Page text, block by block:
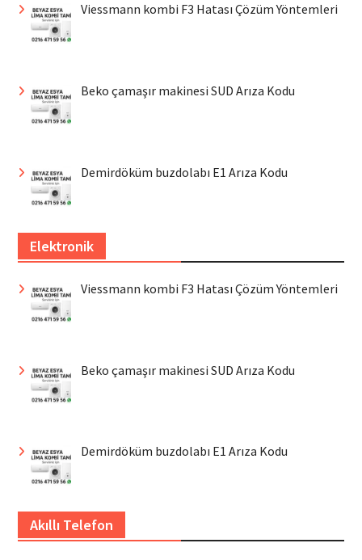
Viessmann kombi F3 Hatası Çözüm Yöntemleri
Beko çamaşır makinesi SUD Arıza Kodu
Demirdöküm buzdolabı E1 Arıza Kodu
Elektronik
Viessmann kombi F3 Hatası Çözüm Yöntemleri
Beko çamaşır makinesi SUD Arıza Kodu
Demirdöküm buzdolabı E1 Arıza Kodu
Akıllı Telefon